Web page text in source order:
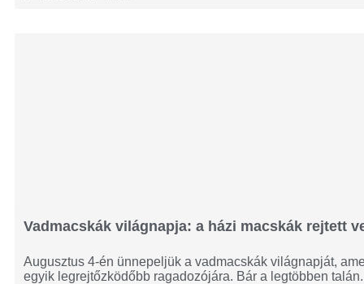
Vadmacskák világnapja: a házi macskák rejtett
Augusztus 4-én ünnepeljük a vadmacskák világnapját,
egyik legrejtőzködőbb ragadozójára. Bár a legtöbben